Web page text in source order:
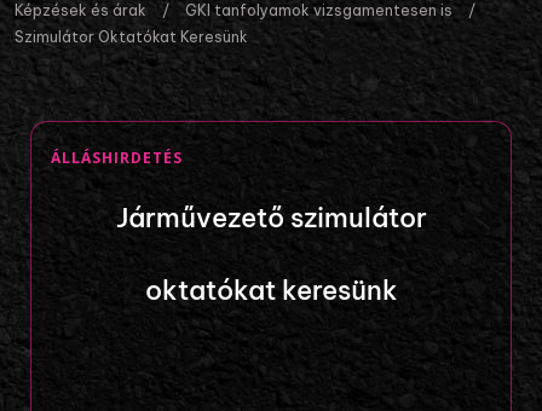
Képzések és árak / GKI tanfolyamok vizsgamentesen is
/
Szimulátor Oktatókat Keresünk
ÁLLÁSHIRDETÉS
Járművezető szimulátor
oktatókat keresünk